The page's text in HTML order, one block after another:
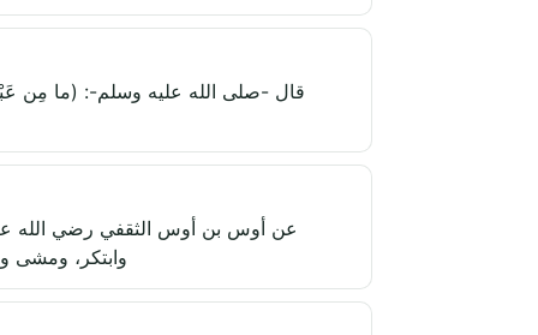
قال -صلى الله عليه وسلم-: (ما مِن عَبْدٍ
عن أوس بن أوس الثقفي رضي الله
وابتكر، ومشى